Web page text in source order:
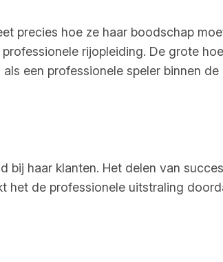
precies hoe ze haar boodschap
rijopleiding. De grote
een professionele speler binnen de
haar klanten. Het delen van
het de professionele uitstraling